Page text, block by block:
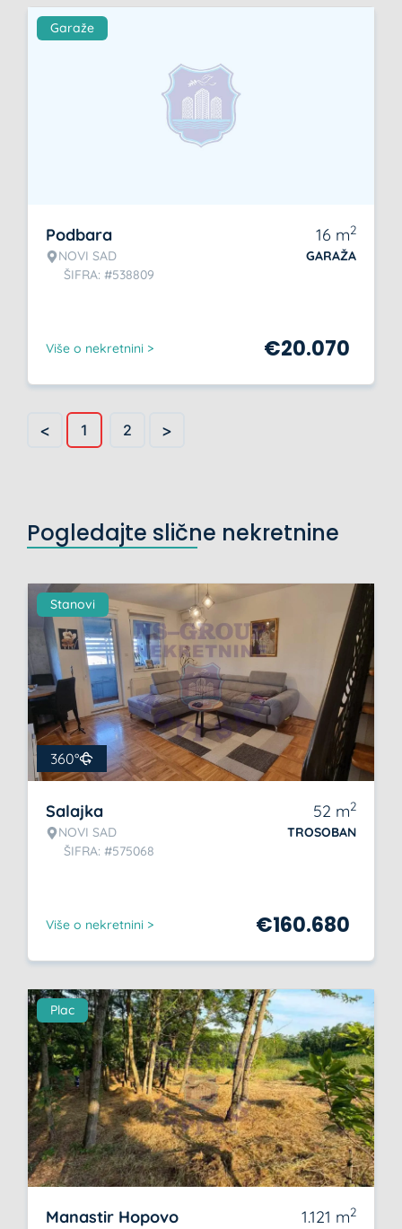
Garaže
Podbara
NOVI SAD
ŠIFRA: #538809
16 m2
GARAŽA
Više o nekretnini > €20.070
< 1 2 >
Pogledajte slične nekretnine
Stanovi
360°
Salajka
NOVI SAD
ŠIFRA: #575068
52 m2
TROSOBAN
Više o nekretnini > €160.680
Plac
Manastir Hopovo 1.121 m2